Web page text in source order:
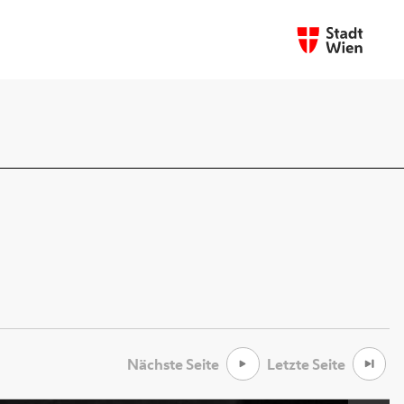
Nächste Seite Letzte Seite